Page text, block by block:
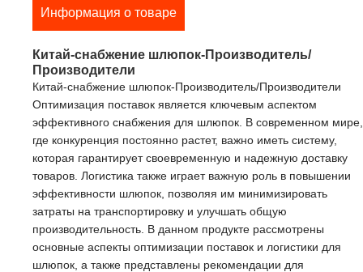
Информация о товаре
Китай-снабжение шлюпок-Производитель/
Производители
Китай-снабжение шлюпок-Производитель/Производители
Оптимизация поставок является ключевым аспектом
эффективного снабжения для шлюпок. В современном мире,
где конкуренция постоянно растет, важно иметь систему,
которая гарантирует своевременную и надежную доставку
товаров. Логистика также играет важную роль в повышении
эффективности шлюпок, позволяя им минимизировать
затраты на транспортировку и улучшать общую
производительность. В данном продукте рассмотрены
основные аспекты оптимизации поставок и логистики для
шлюпок, а также представлены рекомендации для